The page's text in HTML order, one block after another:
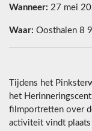
Wanneer: 27 mei
Waar: Oosthalen 8
Tijdens het
het
filmportretten over
activiteit vindt